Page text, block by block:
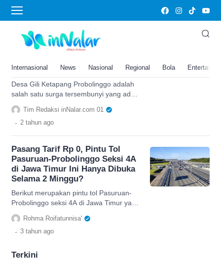
Internasional News Nasional Regional Bola
Proboliggo
Desa Gili Ketapang, Surga
Tersembunyi di Tengah Laut
Kriminal!
Desa Gili Ketapang Probolinggo adalah
salah satu surga tersembunyi yang ada
di tengah laut Jawa Timur.
Tim Redaksi inNalar.com 01
. 2 tahun ago
Pasang Tarif Rp 0, Pintu Tol
Pasuruan-Probolinggo Seksi 4A
di Jawa Timur Ini Hanya Dibuka
Selama 2 Minggu?
Berikut merupakan pintu tol Pasuruan-
Probolinggo seksi 4A di Jawa Timur yang
dibuka selama kurang lebih 2 minggu
tanpa dipungut biaya.
Rohma Roifatunnisa'
. 3 tahun ago
Terkini